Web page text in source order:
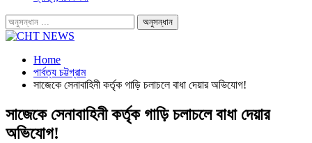
Home
পার্বত্য চট্টগ্রাম
সাজেকে সেনাবাহিনী কর্তৃক গাড়ি চলাচলে বাধা দেয়ার অভিযোগ!
সাজেকে সেনাবাহিনী কর্তৃক গাড়ি চলাচলে বাধা দেয়ার
অভিযোগ!